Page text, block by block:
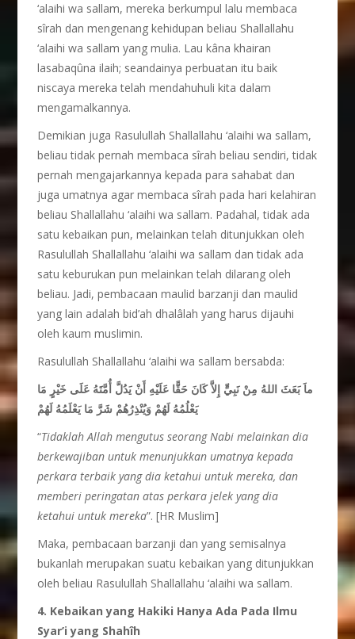
‘alaihi wa sallam, mereka berkumpul lalu membaca
sîrah dan mengenang kehidupan beliau Shallallahu
‘alaihi wa sallam yang mulia. Lau kâna khairan
lasabaqûna ilaih; seandainya perbuatan itu baik
niscaya mereka telah mendahuhuli kita dalam
mengamalkannya.
Demikian juga Rasulullah Shallallahu ‘alaihi wa sallam,
beliau tidak pernah membaca sîrah beliau sendiri, tidak
pernah mengajarkannya kepada para sahabat dan
juga umatnya agar membaca sîrah pada hari kelahiran
beliau Shallallahu ‘alaihi wa sallam. Padahal, tidak ada
satu kebaikan pun, melainkan telah ditunjukkan oleh
Rasulullah Shallallahu ‘alaihi wa sallam dan tidak ada
satu keburukan pun melainkan telah dilarang oleh
beliau. Jadi, pembacaan maulid barzanji dan maulid
yang lain adalah bid’ah dhalâlah yang harus dijauhi
oleh kaum muslimin.
Rasulullah Shallallahu ‘alaihi wa sallam bersabda:
ماَ بَعَثَ اللهُ مِنْ نَبِيٍّ إِلاَّ كَانَ حَقًّا عَلَيْهِ أَنْ يَدُلَّ أُمَّتَهُ عَلَى خَيْرٍ مَا
يَعْلُمُهُ لَهُمْ وَيُنْذِرُهُمْ شَرَّ مَا يَعْلَمُهُ لَهُمْ
“Tidaklah Allah mengutus seorang Nabi melainkan dia
berkewajiban untuk menunjukkan umatnya kepada
perkara terbaik yang dia ketahui untuk mereka, dan
memberi peringatan atas perkara jelek yang dia
ketahui untuk mereka”. [HR Muslim]
Maka, pembacaan barzanji dan yang semisalnya
bukanlah merupakan suatu kebaikan yang ditunjukkan
oleh beliau Rasulullah Shallallahu ‘alaihi wa sallam.
4. Kebaikan yang Hakiki Hanya Ada Pada Ilmu
Syar’i yang Shahîh